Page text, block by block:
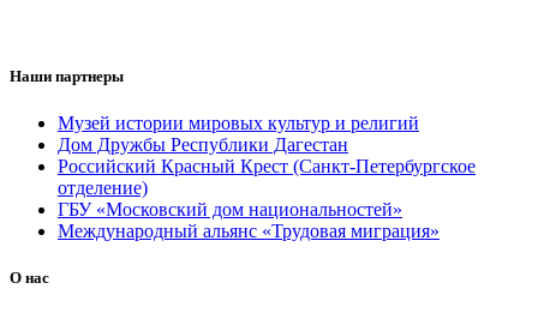
Наши партнеры
Музей истории мировых культур и религий
Дом Дружбы Республики Дагестан
Российский Красный Крест (Санкт-Петербургское
отделение)
ГБУ «Московский дом национальностей»
Международный альянс «Трудовая миграция»
О нас